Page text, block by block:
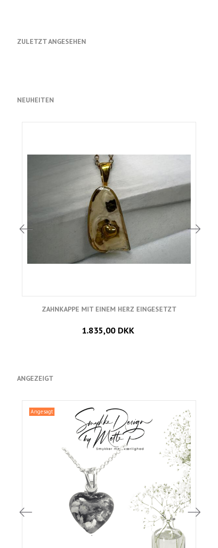
ZULETZT ANGESEHEN
NEUHEITEN
ZAHNKAPPE MIT EINEM HERZ EINGESETZT
1.835,00 DKK
ANGEZEIGT
Angesagt